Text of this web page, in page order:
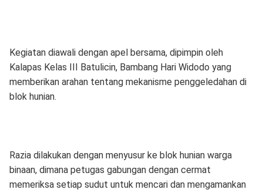
Kegiatan diawali dengan apel bersama, dipimpin oleh
Kalapas Kelas III Batulicin, Bambang Hari Widodo yang
memberikan arahan tentang mekanisme penggeledahan di
blok hunian.
Razia dilakukan dengan menyusur ke blok hunian warga
binaan, dimana petugas gabungan dengan cermat
memeriksa setiap sudut untuk mencari dan mengamankan